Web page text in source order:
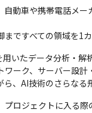
動車や携帯電話メ
ですべての領域を1
いたデータ分析・解
ーク、サーバー設
、AI技術のさらな
ロジェクトに入る際